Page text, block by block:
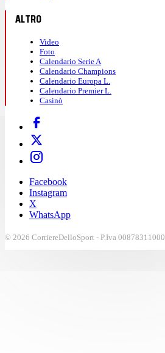
ALTRO
Video
Foto
Calendario Serie A
Calendario Champions
Calendario Europa L.
Calendario Premier L.
Casinò
Facebook
Instagram
X
WhatsApp
© 2026 CorriereDelloSport - P.Iva 00878311000